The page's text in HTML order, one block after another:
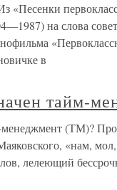
«Песенки
на слова
в
тайм-
(ТМ)?
«нам,
лелеющий